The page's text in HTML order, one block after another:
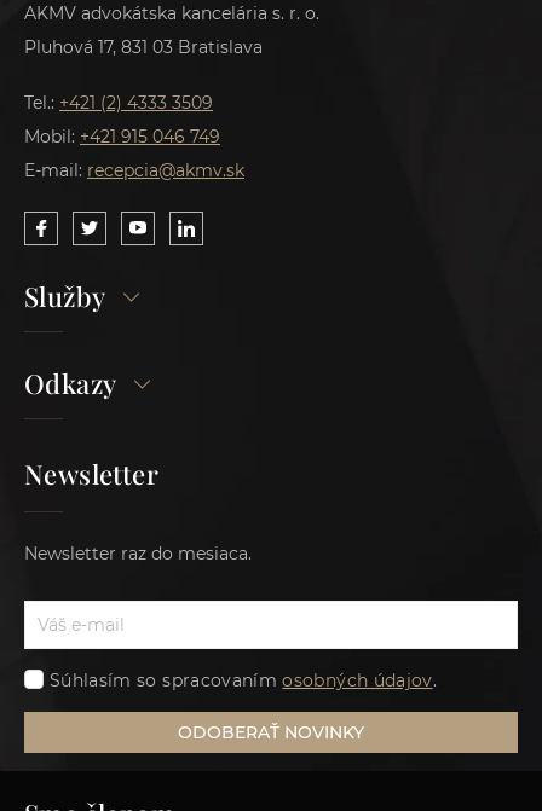
AKMV advokátska kancelária s. r. o.
Pluhová 17, 831 03 Bratislava
Tel.: +421 (2) 4333 3509
Mobil: +421 915 046 749
E-mail: recepcia@akmv.sk
Služby
Odkazy
Newsletter
Newsletter raz do mesiaca.
Súhlasím so spracovanímosobných údajov.
ODOBERAŤ NOVINKY